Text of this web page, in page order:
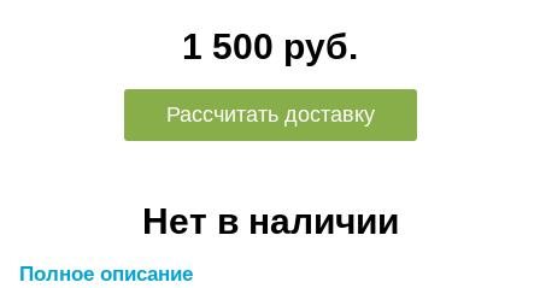
1 500 руб.
Рассчитать доставку
Нет в наличии
Полное описание